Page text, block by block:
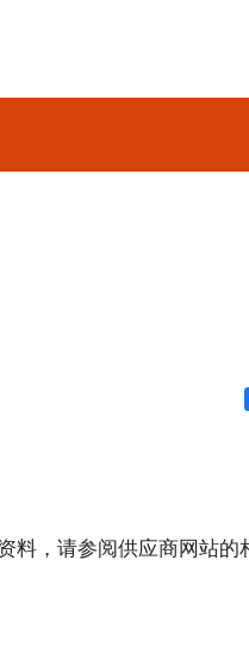
料，请参阅供应商网站的